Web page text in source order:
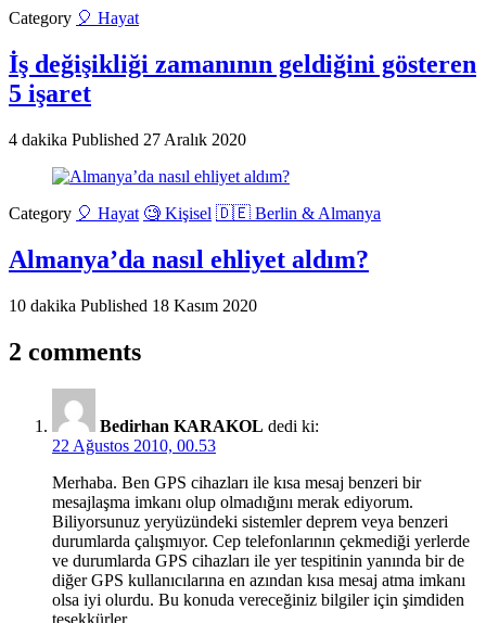
Category 🎈 Hayat
İş değişikliği zamanının geldiğini gösteren
5 işaret
4 dakika Published 27 Aralık 2020
Category 🎈 Hayat 🧐 Kişisel 🇩🇪 Berlin & Almanya
Almanya’da nasıl ehliyet aldım?
10 dakika Published 18 Kasım 2020
2 comments
Bedirhan KARAKOL dedi ki:
22 Ağustos 2010, 00.53
Merhaba. Ben GPS cihazları ile kısa mesaj benzeri bir
mesajlaşma imkanı olup olmadığını merak ediyorum.
Biliyorsunuz yeryüzündeki sistemler deprem veya benzeri
durumlarda çalışmıyor. Cep telefonlarının çekmediği yerlerde
ve durumlarda GPS cihazları ile yer tespitinin yanında bir de
diğer GPS kullanıcılarına en azından kısa mesaj atma imkanı
olsa iyi olurdu. Bu konuda vereceğiniz bilgiler için şimdiden
teşekkürler.